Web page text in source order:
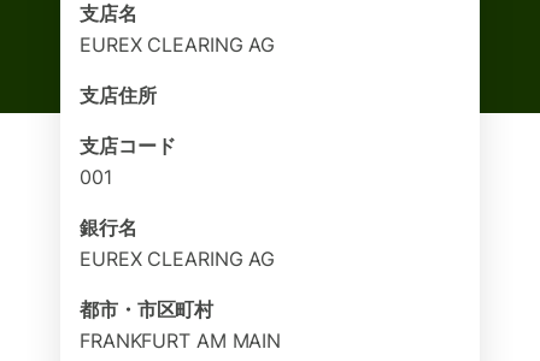
支店名
EUREX CLEARING AG
支店住所
支店コード
001
銀行名
EUREX CLEARING AG
都市・市区町村
FRANKFURT AM MAIN